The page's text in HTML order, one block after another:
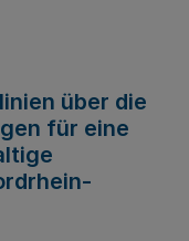
über die
für eine